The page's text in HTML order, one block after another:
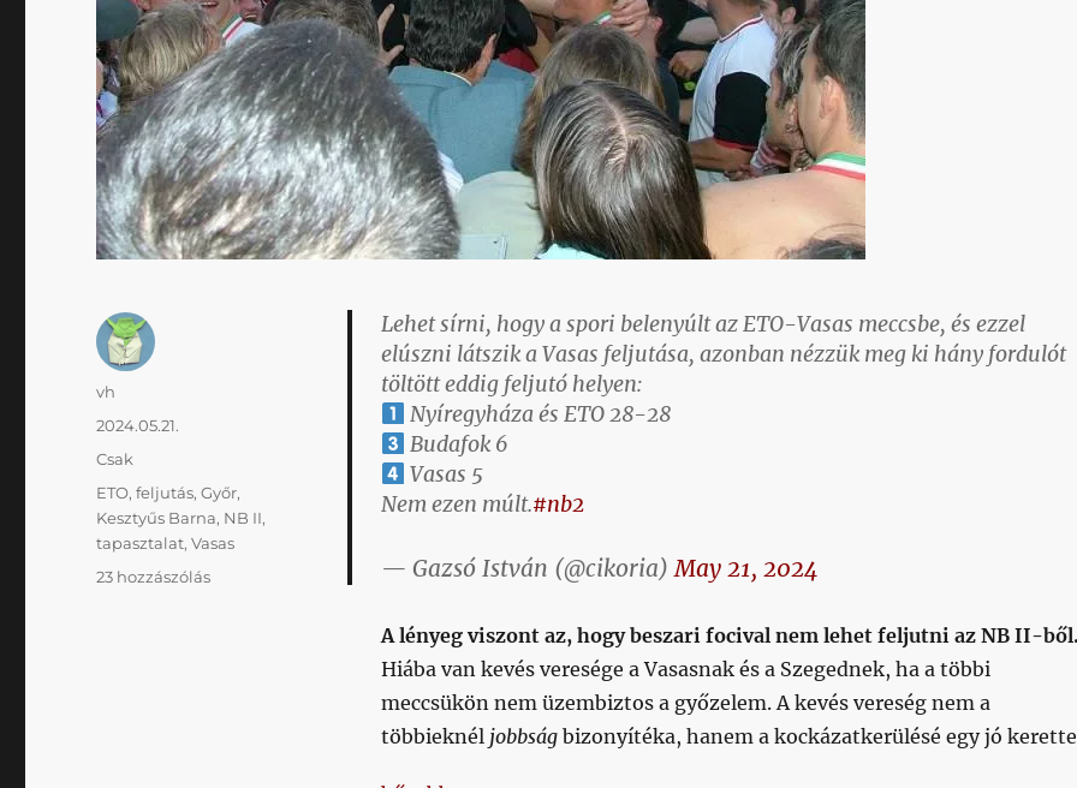
Lehet sírni, hogy a spori belenyúlt az ETO-Vasas meccsbe, és ezzel
elúszni látszik a Vasas feljutása, azonban nézzük meg ki hány fordulót
töltött eddig feljutó helyen:
Nyíregyháza és ETO 28-28
Budafok 6
Vasas 5
Nem ezen múlt.#nb2
— Gazsó István (@cikoria)May 21, 2024
A lényeg viszont az, hogy beszari focival nem lehet feljutni az NB II-
Hiába van kevés veresége a Vasasnak és a Szegednek, ha a többi
meccsükön nem üzembiztos a győzelem. A kevés vereség nem a
többieknél jobbságbizonyítéka, hanem a kockázatkerülésé egy jó
Szerző
vh
Közzétéve
2024.05.21.
Kategória
Csak
Címke
ETO,feljutás,Győr,
Kesztyűs Barna, NB II,
tapasztalat,Vasas
23 hozzászólásIdén